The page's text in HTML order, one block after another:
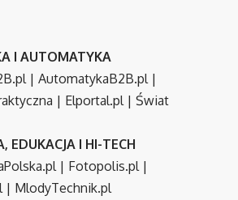
I AUTOMATYKA
| AutomatykaB2B.pl |
| Elportal.pl | Świat
EDUKACJA I HI-TECH
| Fotopolis.pl |
| MlodyTechnik.pl